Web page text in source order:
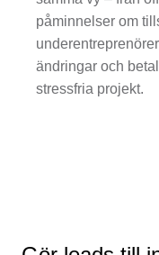
påminnelser om
ändringar och
stressfria projekt.